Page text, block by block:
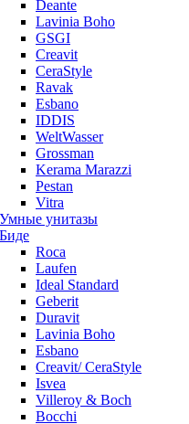
Deante
Lavinia Boho
GSGI
Creavit
CeraStyle
Ravak
Esbano
IDDIS
WeltWasser
Grossman
Kerama Marazzi
Pestan
Vitra
Умные унитазы
Биде
Roca
Laufen
Ideal Standard
Geberit
Duravit
Lavinia Boho
Esbano
Creavit/ CeraStyle
Isvea
Villeroy & Boch
Bocchi